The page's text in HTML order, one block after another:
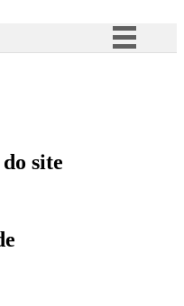
Acesso à informação
site